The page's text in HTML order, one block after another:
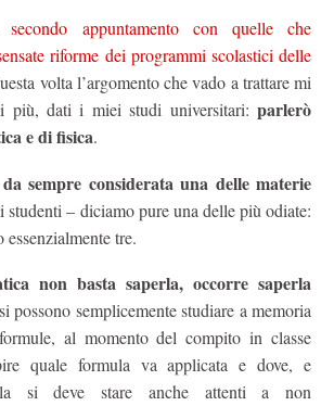
secondo appuntamento con quelle che
riforme dei programmi scolastici delle
volta l’argomento che vado a trattare mi
più, dati i miei studi universitari: parlerò
e di fisica.
sempre considerata una delle materie
studenti – diciamo pure una delle più odiate:
tre.
non basta saperla, occorre saperla
possono semplicemente studiare a memoria
al momento del compito in classe
quale formula va applicata e dove, e
si deve stare anche attenti a non